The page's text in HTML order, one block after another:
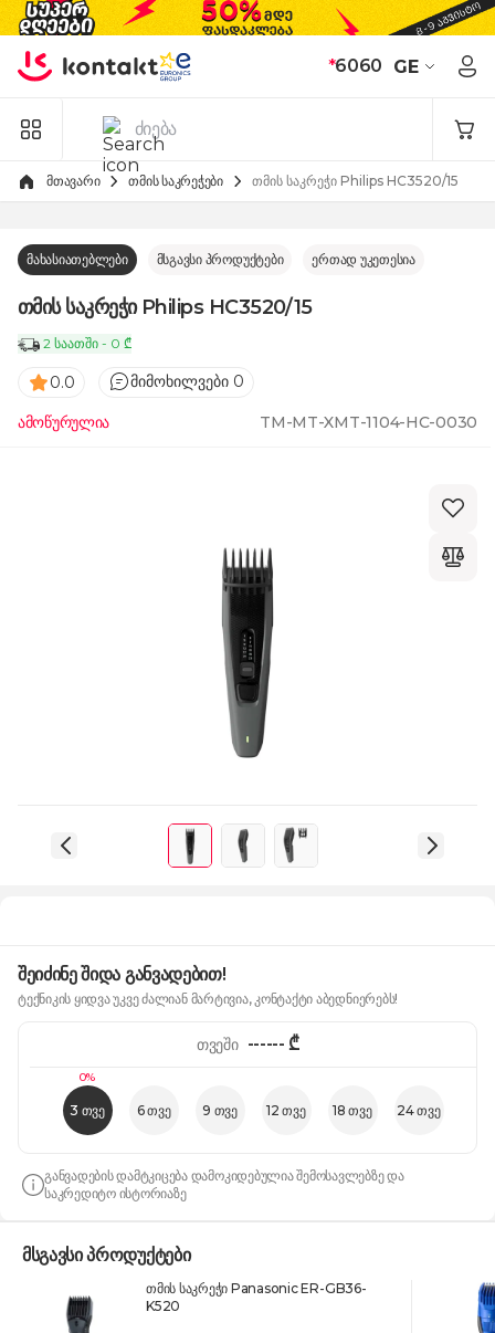
Skip to Content
*6060 GE
მთავარი თმის საკრეჭები თმის საკრეჭი Philips HC3520/15
მახასიათებლები მსგავსი პროდუქტები ერთად უკეთესია
თმის საკრეჭი Philips HC3520/15
2 საათში - 0 ₾
0.0 მიმოხილვები 0
ამოწურულია TM-MT-XMT-1104-HC-0030
შეიძინე შიდა განვადებით!
ტექნიკის ყიდვა უკვე ძალიან მარტივია, კონტაქტი აბედნიერებს!
0%
3 თვე 6 თვე 9 თვე 12 თვე 18 თვე 24 თვე
თვეში ------₾
განვადების დამტკიცება დამოკიდებულია შემოსავლებზე და
საკრედიტო ისტორიაზე
მსგავსი პროდუქტები
თმის საკრეჭი Panasonic ER-GB36-
K520